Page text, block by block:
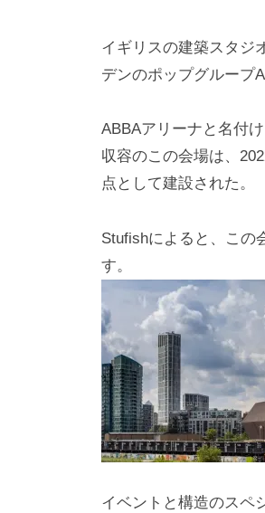
i
g
s
h
y
m
の
コ
ン
ト
イギリスの建築スタジ
デンのポップグループ
ABBAアリーナと名付
収容のこの会場は、
点として建設された。
Stufishによると、この
す。
イベントと構造のスペ